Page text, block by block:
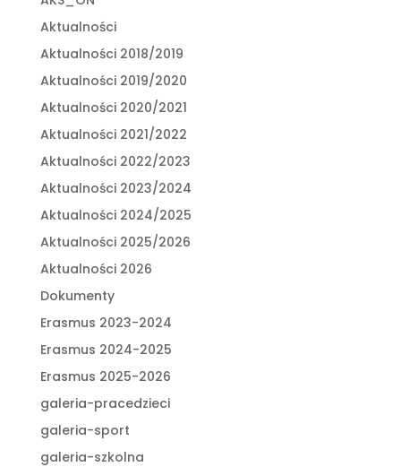
Aktualności
Aktualności 2018/2019
Aktualności 2019/2020
Aktualności 2020/2021
Aktualności 2021/2022
Aktualności 2022/2023
Aktualności 2023/2024
Aktualności 2024/2025
Aktualności 2025/2026
Aktualności 2026
Dokumenty
Erasmus 2023-2024
Erasmus 2024-2025
Erasmus 2025-2026
galeria-pracedzieci
galeria-sport
galeria-szkolna